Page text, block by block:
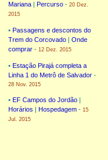
Mariana | Percurso - 20 Dez.
2015
• Passagens e descontos do
Trem do Corcovado | Onde
comprar - 12 Dez. 2015
• Estação Pirajá completa a
Linha 1 do Metrô de Salvador -
28 Nov. 2015
• EF Campos do Jordão |
Horários | Hospedagem - 15
Jul. 2015